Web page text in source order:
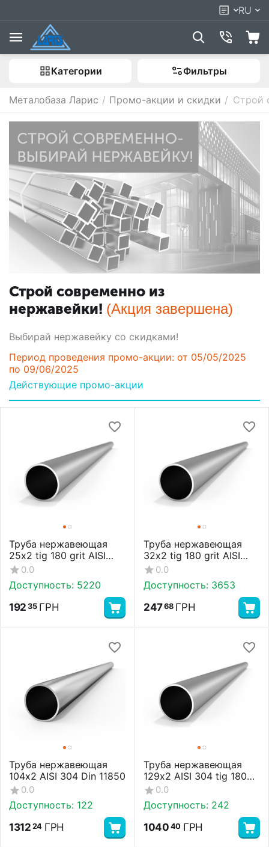
RU
Категории Фильтры
Металобаза Ларис / Промо-акции и скидки / Строй
Строй современно из
нержавейки! (Акция завершена)
Выбирай нержавейку со скидками!
Период проведения промо-акции: от 05/05/2025
по 09/06/2025
Действующие промо-акции
Труба нержавеющая
25х2 tig 180 grit AISI
3040.0
Доступность: 5220
192 35 ГРН
Труба нержавеющая
32х2 tig 180 grit AISI
3040.0
Доступность: 3653
24768 ГРН
Труба нержавеющая
104х2 AISI 304 Din 11850
0.0
Доступность: 122
1312 24 ГРН
Труба нержавеющая
129х2 AISI 304 tig 180
grit0.0
Доступность: 242
1040 40 ГРН